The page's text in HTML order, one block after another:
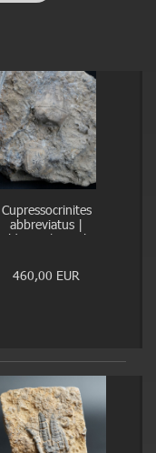
Cupressocrinites
abbreviatus |
| Gerolstein
460,00 EUR